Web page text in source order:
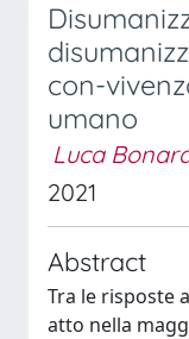
con-
umano
Luca
2021
Abstract
Tra le risposte
atto nella